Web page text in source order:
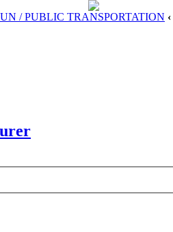
/ PUBLIC TRANSPORTATION ‹